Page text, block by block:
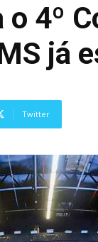
4º
já
Twitter